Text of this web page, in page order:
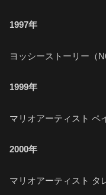
1997年
ヨッシーストーリー（
1999年
マリオアーティスト ペ
2000年
マリオアーティスト タ